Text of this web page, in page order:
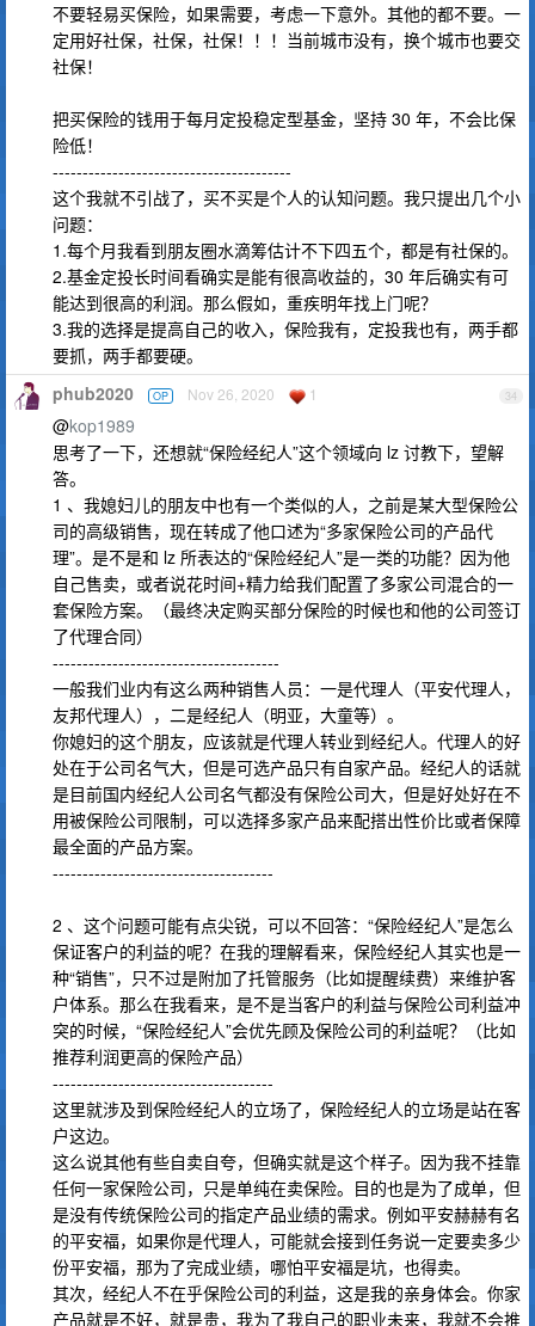
不要轻易买保险，如果需要，考虑一下意外。其他的都不要。一
定用好社保，社保，社保！！！当前城市没有，换个城市也要交
社保！
把买保险的钱用于每月定投稳定型基金，坚持 30 年，不会比保
险低！
----------------------------------------
这个我就不引战了，买不买是个人的认知问题。我只提出几个小
问题：
1.每个月我看到朋友圈水滴筹估计不下四五个，都是有社保的。
2.基金定投长时间看确实是能有很高收益的，30 年后确实有可
能达到很高的利润。那么假如，重疾明年找上门呢？
3.我的选择是提高自己的收入，保险我有，定投我也有，两手都
要抓，两手都要硬。
34
phub2020 OP Nov 26, 2020 1
@kop1989
思考了一下，还想就“保险经纪人”这个领域向 lz 讨教下，望解
答。
1 、我媳妇儿的朋友中也有一个类似的人，之前是某大型保险公
司的高级销售，现在转成了他口述为“多家保险公司的产品代
理”。是不是和 lz 所表达的“保险经纪人”是一类的功能？因为他
自己售卖，或者说花时间+精力给我们配置了多家公司混合的一
套保险方案。（最终决定购买部分保险的时候也和他的公司签订
了代理合同）
--------------------------------------
一般我们业内有这么两种销售人员：一是代理人（平安代理人，
友邦代理人），二是经纪人（明亚，大童等）。
你媳妇的这个朋友，应该就是代理人转业到经纪人。代理人的好
处在于公司名气大，但是可选产品只有自家产品。经纪人的话就
是目前国内经纪人公司名气都没有保险公司大，但是好处好在不
用被保险公司限制，可以选择多家产品来配搭出性价比或者保障
最全面的产品方案。
-------------------------------------
2 、这个问题可能有点尖锐，可以不回答：“保险经纪人”是怎么
保证客户的利益的呢？在我的理解看来，保险经纪人其实也是一
种“销售”，只不过是附加了托管服务（比如提醒续费）来维护客
户体系。那么在我看来，是不是当客户的利益与保险公司利益冲
突的时候，“保险经纪人”会优先顾及保险公司的利益呢？（比如
推荐利润更高的保险产品）
-------------------------------------
这里就涉及到保险经纪人的立场了，保险经纪人的立场是站在客
户这边。
这么说其他有些自卖自夸，但确实就是这个样子。因为我不挂靠
任何一家保险公司，只是单纯在卖保险。目的也是为了成单，但
是没有传统保险公司的指定产品业绩的需求。例如平安赫赫有名
的平安福，如果你是代理人，可能就会接到任务说一定要卖多少
份平安福，那为了完成业绩，哪怕平安福是坑，也得卖。
其次，经纪人不在乎保险公司的利益，这是我的亲身体会。你家
产品就是不好，就是贵，我为了我自己的职业未来，我就不会推